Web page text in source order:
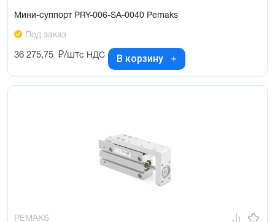
Мини-суппорт PRY-006-SA-0040 Pemaks
Под заказ
36 275,75 ₽/штс НДС В корзину
PEMAKS